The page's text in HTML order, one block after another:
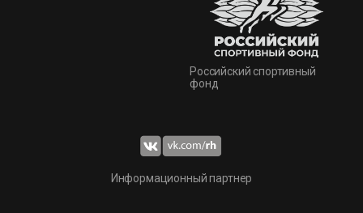
Российский спортивный
фонд
Информационный партнер